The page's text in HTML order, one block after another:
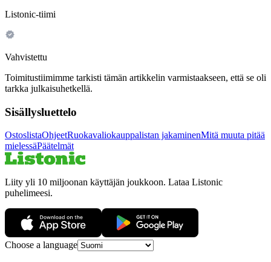
Listonic-tiimi
Vahvistettu
Toimitustiimimme tarkisti tämän artikkelin varmistaakseen, että se oli
tarkka julkaisuhetkellä.
Sisällysluettelo
OstoslistaOhjeetRuokavaliokauppalistan jakaminenMitä muuta pitää
mielessäPäätelmät
Liity yli 10 miljoonan käyttäjän joukkoon. Lataa Listonic
puhelimeesi.
Choose a language